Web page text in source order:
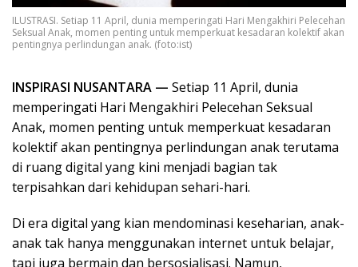
ILUSTRASI. Setiap 11 April, dunia memperingati Hari Mengakhiri Pelecehan
Seksual Anak, momen penting untuk memperkuat kesadaran kolektif akan
pentingnya perlindungan anak. (foto:ist)
INSPIRASI NUSANTARA — Setiap 11 April, dunia
memperingati Hari Mengakhiri Pelecehan Seksual
Anak, momen penting untuk memperkuat kesadaran
kolektif akan pentingnya perlindungan anak terutama
di ruang digital yang kini menjadi bagian tak
terpisahkan dari kehidupan sehari-hari.
Di era digital yang kian mendominasi keseharian, anak-
anak tak hanya menggunakan internet untuk belajar,
tapi juga bermain dan bersosialisasi. Namun,